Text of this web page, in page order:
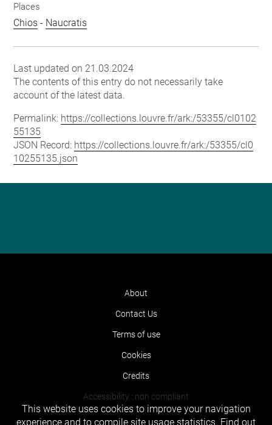
Places
Chios - Naucratis
Last updated on 21.03.2024
The contents of this entry do not necessarily take
account of the latest data.
Permalink: https://collections.louvre.fr/ark:/53355/cl0102
55135
JSON Record: https://collections.louvre.fr/ark:/53355/cl0
10255135.json
About
Contact Us
Terms of use
Cookies
Credits
Accessibility : non compliant
This website uses cookies to improve your navigation
experience and to compile site usage statistics. Find out